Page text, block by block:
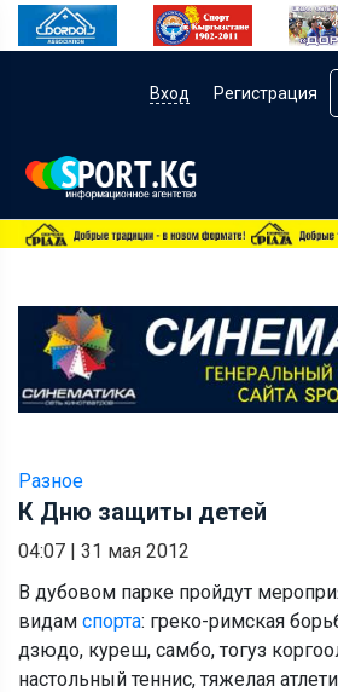
Вход Регистрация
Разное
К Дню защиты детей
04:07 | 31 мая 2012
В дубовом парке пройдут
видам спорта: греко-римская
дзюдо, куреш, самбо, тогуз
настольный теннис, тяжелая